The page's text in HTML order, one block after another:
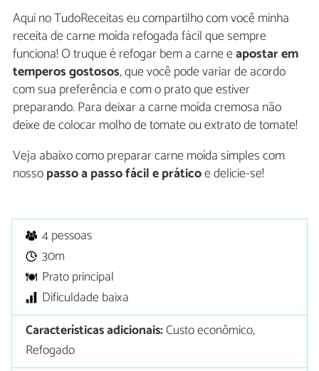
Aqui no TudoReceitas eu compartilho com você minha
receita de carne moída refogada fácil que sempre
funciona! O truque é refogar bem a carne eapostar em
temperos gostosos, que você pode variar de acordo
com sua preferência e com o prato que estiver
preparando. Para deixar a carne moída cremosa não
deixe de colocar molho de tomate ou extrato de tomate!
Veja abaixo como preparar carne moída simples com
nossopasso a passo fácil e práticoe delicie-se!
4 pessoas
30m
Prato principal
Dificuldade baixa
Características adicionais:Custo econômico,
Refogado